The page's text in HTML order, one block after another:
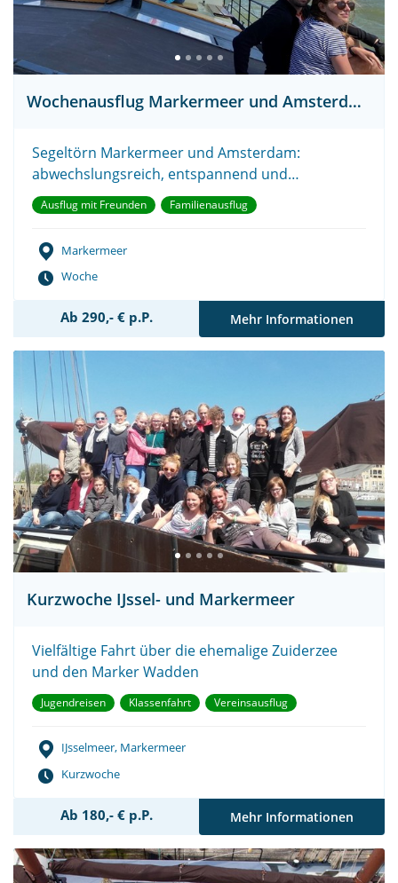
Wochenausflug Markermeer und Amsterdam
Segeltörn Markermeer und Amsterdam:
abwechslungsreich, entspannend und
erlebnisreich!
Ausflug mit Freunden Familienausflug
Markermeer
Woche
Ab 290,- € p.P. Mehr Informationen
Kurzwoche IJssel- und Markermeer
Vielfältige Fahrt über die ehemalige Zuiderzee
und den Marker Wadden
Jugendreisen Klassenfahrt Vereinsausflug
IJsselmeer, Markermeer
Kurzwoche
Ab 180,- € p.P. Mehr Informationen